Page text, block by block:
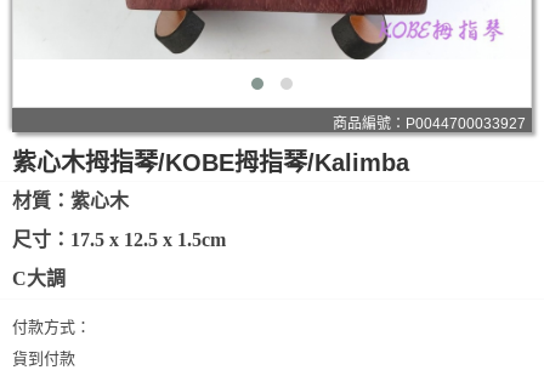
商品編號：P0044700033927
紫心木拇指琴/KOBE拇指琴/Kalimba
材質：紫心木
尺寸：17.5 x 12.5 x 1.5cm
C大調
付款方式：
貨到付款